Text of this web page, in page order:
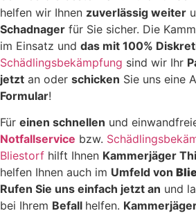
helfen wir Ihnen zuverlässig weiter
Schadnager für Sie sicher. Die
im Einsatz und das mit 100%
Schädlingsbekämpfung sind wir Ihr
jetzt an oder schicken Sie uns eine
Formular!
Für einen schnellen und
Notfallservice bzw.
Bliestorf hilft Ihnen Kammerjäger
helfen Ihnen auch im Umfeld von
Rufen Sie uns einfach jetzt an und
bei Ihrem Befall helfen.